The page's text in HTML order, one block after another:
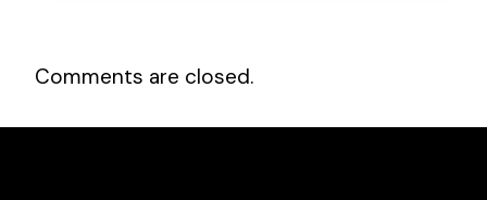
Comments are closed.